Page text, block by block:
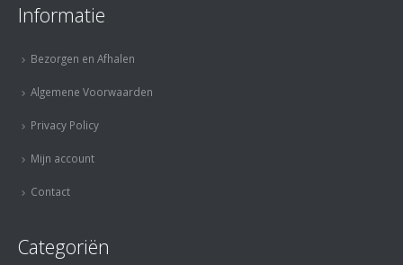
Informatie
Bezorgen en Afhalen
Algemene Voorwaarden
Privacy Policy
Mijn account
Contact
Categoriën